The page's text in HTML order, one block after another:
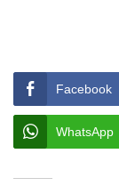
Facebook
WhatsApp